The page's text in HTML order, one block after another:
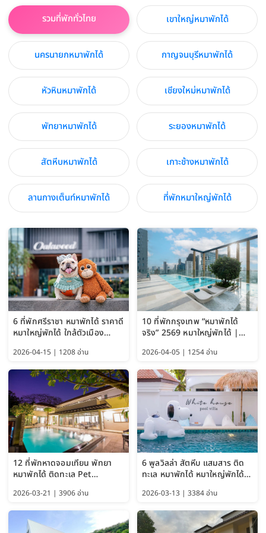
รวมที่พักทั่วไทย เขาใหญ่หมาพักได้
นครนายกหมาพักได้ กาญจนบุรีหมาพักได้
หัวหินหมาพักได้ เชียงใหม่หมาพักได้
พัทยาหมาพักได้ ระยองหมาพักได้
สัตหีบหมาพักได้ เกาะช้างหมาพักได้
ลานกางเต็นท์หมาพักได้ ที่พักหมาใหญ่พักได้
6 ที่พักศรีราชา หมาพักได้ ราคาดี
หมาใหญ่พักได้ ใกล้ตัวเมือง
2026-04-15 | 1208 อ่าน
10 ที่พักกรุงเทพ “หมาพักได้
จริง” 2569 หมาใหญ่พักได้ |
Bangkok อัปเดตล่าสุด
2026-04-05 | 1254 อ่าน
12 ที่พักหาดจอมเทียน พัทยา
หมาพักได้ ติดทะเล Pet
พักได้ อัปเดต 2569
2026-03-21 | 3906 อ่าน
6 พูลวิลล่า สัตหีบ แสมสาร ติด
ทะเล หมาพักได้ หมาใหญ่พักได้
2026-03-13 | 3384 อ่าน